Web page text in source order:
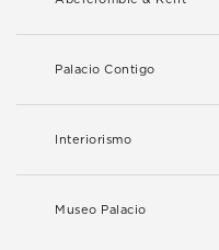
Palacio Contigo
Interiorismo
Museo Palacio